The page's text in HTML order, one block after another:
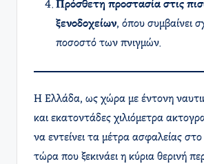
Πρόσθετη προστασία στις
ξενοδοχείων, όπου συμβαίνει
ποσοστό των πνιγμών.
Η Ελλάδα, ως χώρα με έντονη
και εκατοντάδες χιλιόμετρα
να εντείνει τα μέτρα ασφαλείας στο
τώρα που ξεκινάει η κύρια θερινή